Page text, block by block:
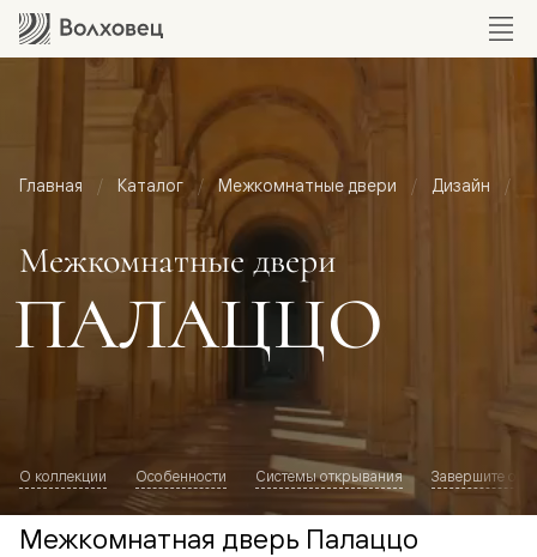
Главная Каталог Межкомнатные двери Дизайн
Межкомнатные двери
ПАЛАЦЦО
О коллекции Особенности Системы открывания Завершите
Межкомнатная дверь Палаццо